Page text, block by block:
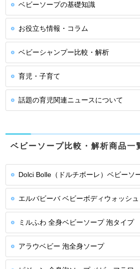
ベビーソープの基礎知識
お役立ち情報・コラム
ベビーシャンプー比較・解析
育児・子育て
話題の育児関連ニュースについて
ベビーソープ比較・解析商品一
Dolci Bolle（ドルチボーレ）ベビーソ
エルバビーバ ベビーボディウォッシュ
ミルふわ 全身ベビーソープ 泡タイプ
アラウベビー 泡全身ソープ